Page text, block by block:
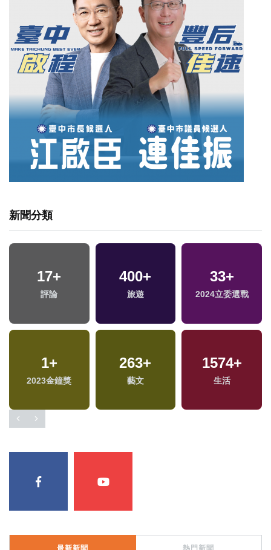
新聞分類
17+
評論
400+
旅遊
33+
2024立委選戰
1+
2023金鐘獎
263+
藝文
1574+
生活